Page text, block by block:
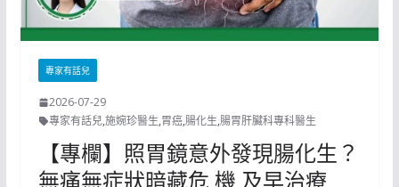
專家有話兒
2026-07-29
專家有話兒,施婉珍醫生,胃癌,腸化生,腸胃肝臟科專科醫生
【專欄】照胃鏡意外發現腸化生？
無痛無症狀暗藏危 機 及早治療